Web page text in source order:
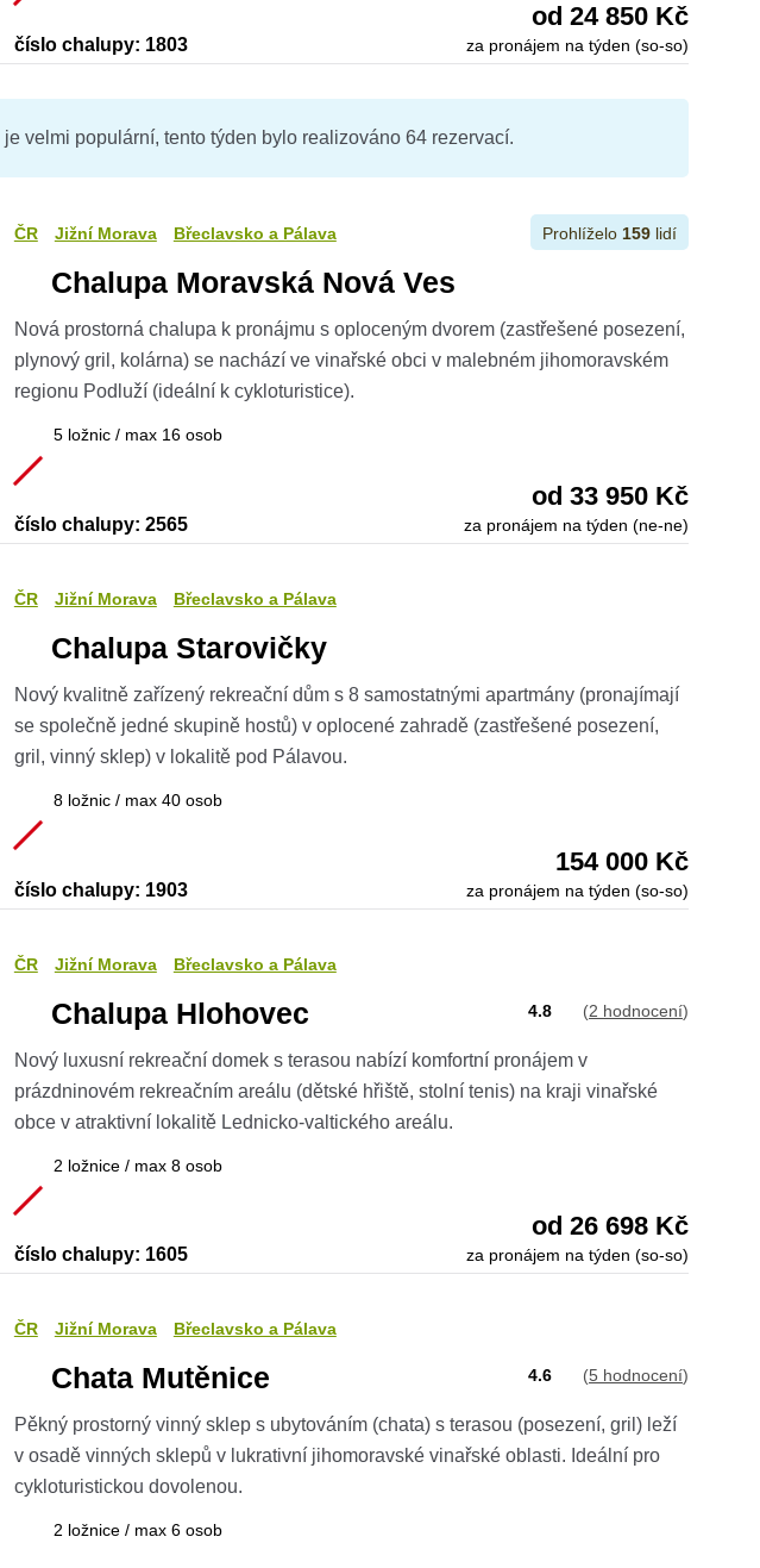
číslo chalupy: 1803
od 24 850 Kč
za pronájem na týden (so-so)
je velmi populární, tento týden bylo realizováno 64 rezervací.
ČR Jižní Morava Břeclavsko a Pálava Prohlíželo 159lidí
Chalupa Moravská Nová Ves
Nová prostorná chalupa k pronájmu s oploceným dvorem (zastřešené posezení,
plynový gril, kolárna) se nachází ve vinařské obci v malebném jihomoravském
regionu Podluží (ideální k cykloturistice).
5 ložnic / max 16 osob
číslo chalupy: 2565
od 33 950 Kč
za pronájem na týden (ne-ne)
ČR Jižní Morava Břeclavsko a Pálava
Chalupa Starovičky
Nový kvalitně zařízený rekreační dům s 8 samostatnými apartmány (pronajímají
se společně jedné skupině hostů) v oplocené zahradě (zastřešené posezení,
gril, vinný sklep) v lokalitě pod Pálavou.
8 ložnic / max 40 osob
číslo chalupy: 1903
154 000 Kč
za pronájem na týden (so-so)
ČR Jižní Morava Břeclavsko a Pálava
Chalupa Hlohovec 4.8 (2 hodnocení)
Nový luxusní rekreační domek s terasou nabízí komfortní pronájem v
prázdninovém rekreačním areálu (dětské hřiště, stolní tenis) na kraji vinařské
obce v atraktivní lokalitě Lednicko-valtického areálu.
2 ložnice / max 8 osob
číslo chalupy: 1605
od 26 698 Kč
za pronájem na týden (so-so)
ČR Jižní Morava Břeclavsko a Pálava
Chata Mutěnice 4.6 (5 hodnocení)
Pěkný prostorný vinný sklep s ubytováním (chata) s terasou (posezení, gril) leží
v osadě vinných sklepů v lukrativní jihomoravské vinařské oblasti. Ideální pro
cykloturistickou dovolenou.
2 ložnice / max 6 osob